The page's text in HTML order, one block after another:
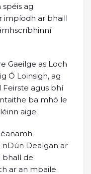
spéis ag
impíodh ar bhaill
Gaeilge as Loch
Ó Loinsigh, ag
agus bhí
ba mhó le
aige.
Dealgan ar
bhall de
ar an mbaile